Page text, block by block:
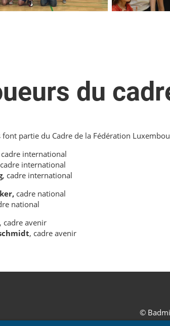
du
partie du Cadre de la Fédération
cadre international
international
, cadre international
cadre national
national
, cadre avenir
, cadre avenir
©